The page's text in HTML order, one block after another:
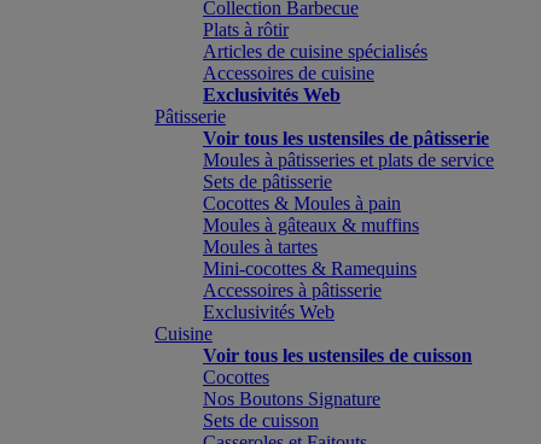
Collection Barbecue
Plats à rôtir
Articles de cuisine spécialisés
Accessoires de cuisine
Exclusivités Web
Pâtisserie
Voir tous les ustensiles de pâtisserie
Moules à pâtisseries et plats de service
Sets de pâtisserie
Cocottes & Moules à pain
Moules à gâteaux & muffins
Moules à tartes
Mini-cocottes & Ramequins
Accessoires à pâtisserie
Exclusivités Web
Cuisine
Voir tous les ustensiles de cuisson
Cocottes
Nos Boutons Signature
Sets de cuisson